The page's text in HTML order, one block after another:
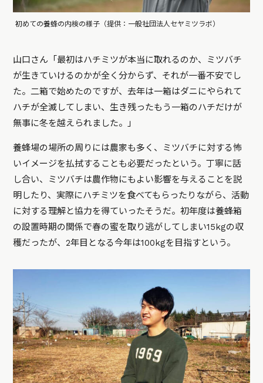
初めての養蜂の内検の様子（提供：一般社団法人セヤミツラボ）
山口さん「最初はハチミツが本当に取れるのか、ミツバチ
が生きていけるのかが全く分からず、それが一番不安でし
た。二箱で始めたのですが、去年は一箱はダニにやられて
ハチが全滅してしまい、生き残ったもう一箱のハチだけが
無事に冬を越えられました。」
養蜂場の場所の周りには農家も多く、ミツバチに対する怖
いイメージを払拭することも必要だったという。丁寧に話
し合い、ミツバチは農作物にもよい影響を与えることを説
明したり、実際にハチミツを食べてもらったりながら、活動
に対する理解と協力を得ていったそうだ。初年度は養蜂箱
の設置時期の関係で春の蜜を取り逃がしてしまい15kgの収
穫だったが、2年目となる今年は100kgを目指すという。